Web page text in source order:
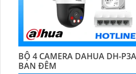
BỘ 4 CAMERA DAHUA DH-
BAN ĐÊM